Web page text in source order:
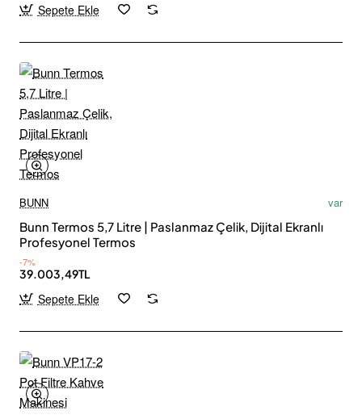
Sepete Ekle
BUNN
var
Bunn Termos 5,7 Litre | Paslanmaz Çelik, Dijital Ekranlı
Profesyonel Termos
-7%
39.003,49TL
Sepete Ekle